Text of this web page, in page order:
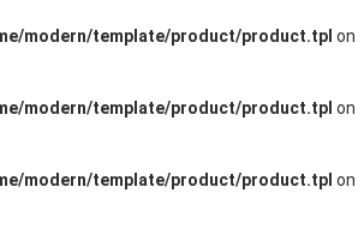
modern/template/product/product.tpl on
modern/template/product/product.tpl on
modern/template/product/product.tpl on